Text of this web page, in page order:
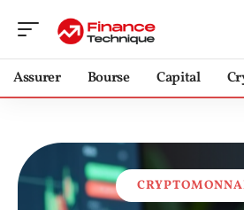
Assurer Bourse Capital